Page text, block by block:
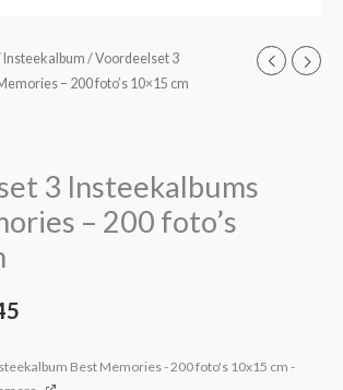
Insteekalbum / Voordeelset 3
– 200 foto’s 10×15 cm
3 Insteekalbums
– 200 foto’s
Huidige
€40,45.
Best Memories - 200 foto's 10x15 cm -